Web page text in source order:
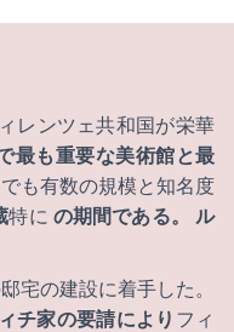
レンツェ共和国が栄華
最も重要な美術館と最
も有数の規模と知名度
特に の期間である。
ル
宅の建設に着手した。
チ家の要請により フィ